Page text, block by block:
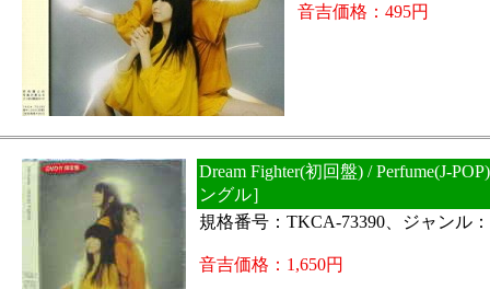
音吉価格：495円
Dream Fighter(初回盤) / Perfume(J-
ングル］
規格番号：TKCA-73390、ジャンル：
音吉価格：1,650円